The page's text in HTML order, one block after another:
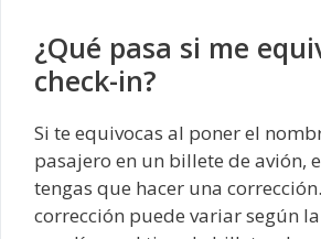
¿Qué pasa si me
check-in?
Si te equivocas al poner el
pasajero en un billete de avión,
tengas que hacer una
corrección puede variar según